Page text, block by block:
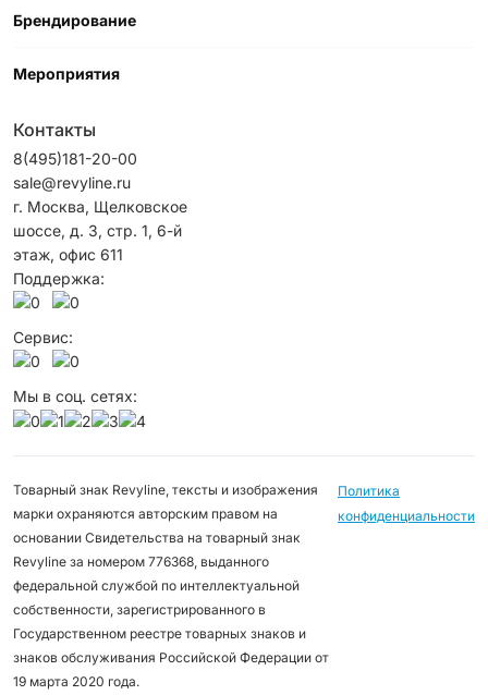
Брендирование
Мероприятия
Контакты
8(495)181-20-00
sale@revyline.ru
г. Москва, Щелковское
шоссе, д. 3, стр. 1, 6-й
этаж, офис 611
Поддержка:
Сервис:
Мы в соц. сетях:
Товарный знак Revyline, тексты и изображения
марки охраняются авторским правом на
основании Свидетельства на товарный знак
Revyline за номером 776368, выданного
федеральной службой по интеллектуальной
собственности, зарегистрированного в
Государственном реестре товарных знаков и
знаков обслуживания Российской Федерации от
19 марта 2020 года.
Политика
конфиденциальности